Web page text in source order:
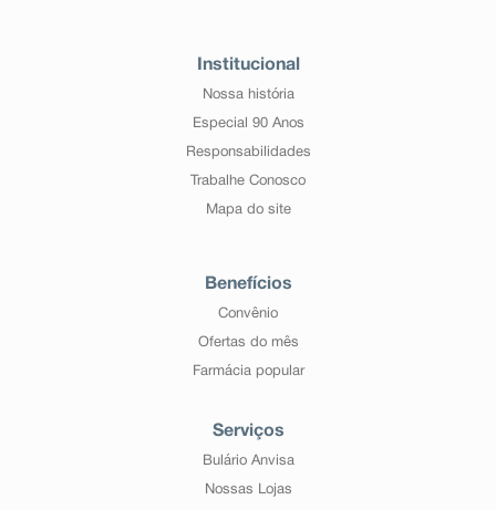
Institucional
Nossa história
Especial 90 Anos
Responsabilidades
Trabalhe Conosco
Mapa do site
Benefícios
Convênio
Ofertas do mês
Farmácia popular
Serviços
Bulário Anvisa
Nossas Lojas